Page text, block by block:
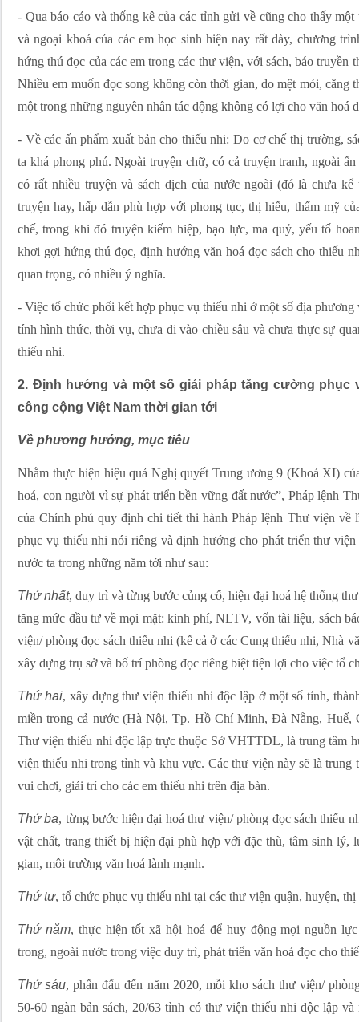
- Qua báo cáo và thống kê của các tỉnh gửi về cũng cho thấy
và ngoại khoá của các em học sinh hiện nay rất dày, chương
hứng thú đọc của các em trong các thư viện, với sách, báo truyền
Nhiều em muốn đọc song không còn thời gian, do mệt mỏi,
một trong những nguyên nhân tác động không có lợi cho văn hoá
- Về các ấn phẩm xuất bản cho thiếu nhi: Do cơ chế thị trường,
ta khá phong phú. Ngoài truyện chữ, có cả truyện tranh, ngoài
có rất nhiều truyện và sách dịch của nước ngoài (đó là chưa
truyện hay, hấp dẫn phù hợp với phong tục, thị hiếu, thẩm mỹ
chế, trong khi đó truyện kiếm hiệp, bạo lực, ma quỷ, yếu tố
khơi gợi hứng thú đọc, định hướng văn hoá đọc sách cho thiếu
quan trọng, có nhiều ý nghĩa.
- Việc tổ chức phối kết hợp phục vụ thiếu nhi ở một số địa phương
tính hình thức, thời vụ, chưa đi vào chiều sâu và chưa thực sự
thiếu nhi.
2. Định hướng và một số giải pháp tăng cường phục
công cộng Việt Nam thời gian tới
Về phương hướng, mục tiêu
Nhằm thực hiện hiệu quả Nghị quyết Trung ương 9 (Khoá XI)
hoá, con người vì sự phát triển bền vững đất nước”, Pháp lệnh
của Chính phủ quy định chi tiết thi hành Pháp lệnh Thư viện
phục vụ thiếu nhi nói riêng và định hướng cho phát triển thư
nước ta trong những năm tới như sau:
Thứ nhất, duy trì và từng bước củng cố, hiện đại hoá hệ thống
tăng mức đầu tư về mọi mặt: kinh phí, NLTV, vốn tài liệu, sách
viện/ phòng đọc sách thiếu nhi (kể cả ở các Cung thiếu nhi, Nhà
xây dựng trụ sở và bố trí phòng đọc riêng biệt tiện lợi cho việc tổ
Thứ hai, xây dựng thư viện thiếu nhi độc lập ở một số tỉnh,
miền trong cả nước (Hà Nội, Tp. Hồ Chí Minh, Đà Nẵng, Huế,
Thư viện thiếu nhi độc lập trực thuộc Sở VHTTDL, là trung tâm
viện thiếu nhi trong tỉnh và khu vực. Các thư viện này sẽ là trung
vui chơi, giải trí cho các em thiếu nhi trên địa bàn.
Thứ ba, từng bước hiện đại hoá thư viện/ phòng đọc sách thiếu
vật chất, trang thiết bị hiện đại phù hợp với đặc thù, tâm sinh lý,
gian, môi trường văn hoá lành mạnh.
Thứ tư, tổ chức phục vụ thiếu nhi tại các thư viện quận, huyện, thị
Thứ năm, thực hiện tốt xã hội hoá để huy động mọi nguồn
trong, ngoài nước trong việc duy trì, phát triển văn hoá đọc cho
Thứ sáu, phấn đấu đến năm 2020, mỗi kho sách thư viện/
50-60 ngàn bản sách, 20/63 tỉnh có thư viện thiếu nhi độc lập